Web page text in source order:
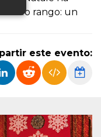
suo rango: un
este evento: